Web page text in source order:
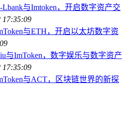
与Imtoken，开启数字资产交
17:35:09
与ETH，开启以太坊数字资
与ImToken，数字娱乐与数字资产
17:35:09
与ACT，区块链世界的新探